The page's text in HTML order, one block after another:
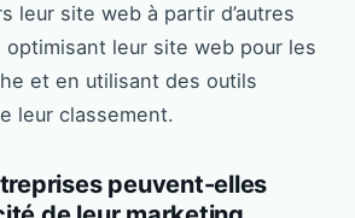
leur site web à partir d’autres
leur site web pour les
et en utilisant des outils
leur classement.
peuvent-elles